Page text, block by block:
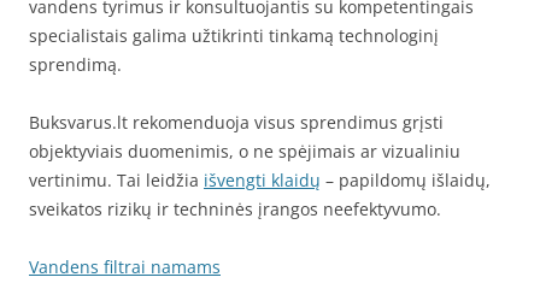
vandens tyrimus ir konsultuojantis su kompetentingais
specialistais galima užtikrinti tinkamą technologinį
sprendimą.
Buksvarus.lt rekomenduoja visus sprendimus grįsti
objektyviais duomenimis, o ne spėjimais ar vizualiniu
vertinimu. Tai leidžia išvengti klaidų – papildomų išlaidų,
sveikatos rizikų ir techninės įrangos neefektyvumo.
Vandens filtrai namams